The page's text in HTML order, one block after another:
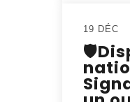
19 DÉC